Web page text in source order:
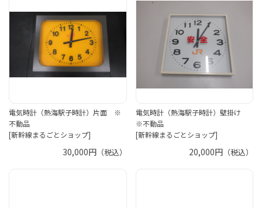
電気時計（熱海駅子時計）片面 ※
不動品
[新幹線まるごとショップ]
30,000円（税込）
電気時計（熱海駅子時計）壁掛け
※不動品
[新幹線まるごとショップ]
20,000円 （税込）